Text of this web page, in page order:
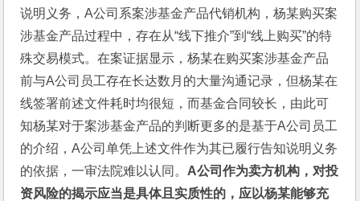
说明义务，A公司系案涉基金产品代销机构，杨某购买案
涉基金产品过程中，存在从“线下推介”到“线上购买”的特
殊交易模式。在案证据显示，杨某在购买案涉基金产品
前与A公司员工存在长达数月的大量沟通记录，但杨某在
线签署前述文件耗时均很短，而基金合同较长，由此可
知杨某对于案涉基金产品的判断更多的是基于A公司员工
的介绍，A公司单凭上述文件作为其已履行告知说明义务
的依据，一审法院难以认同。 A公司作为卖方机构，对投
资风险的揭示应当是具体且实质性的，应以杨某能够充